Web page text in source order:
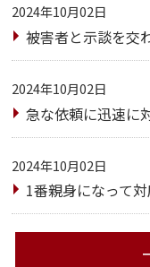
2024年10月02日
被害者と示談を交
2024年10月02日
急な依頼に迅速に
2024年10月02日
1番親身になって